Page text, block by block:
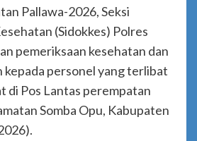
Pallawa-2026, Seksi
(Sidokkes) Polres
pemeriksaan kesehatan dan
kepada personel yang terlibat
di Pos Lantas perempatan
Somba Opu, Kabupaten